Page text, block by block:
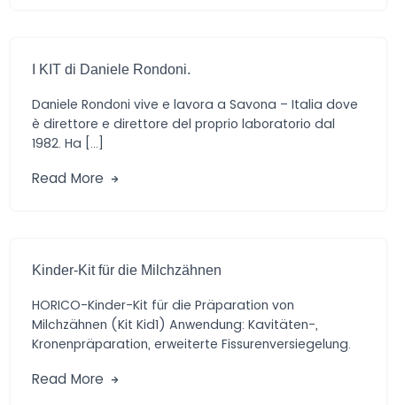
I KIT di Daniele Rondoni.
Daniele Rondoni vive e lavora a Savona – Italia dove
è direttore e direttore del proprio laboratorio dal
1982. Ha […]
Read More
Kinder-Kit für die Milchzähnen
HORICO-Kinder-Kit für die Präparation von
Milchzähnen (Kit Kid1) Anwendung: Kavitäten-,
Kronenpräparation, erweiterte Fissurenversiegelung.
Hartmetall-schleifern […]
Read More